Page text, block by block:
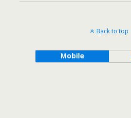
Back to top
Mobile